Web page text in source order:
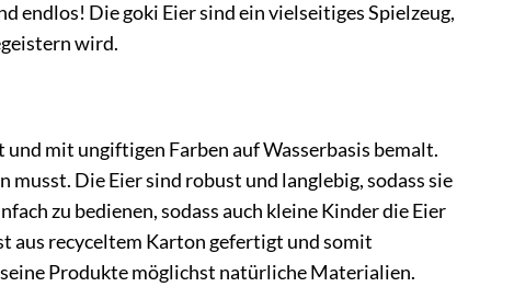
endlos! Die goki Eier sind ein vielseitiges Spielzeug,
wird.
mit ungiftigen Farben auf Wasserbasis bemalt.
musst. Die Eier sind robust und langlebig, sodass sie
zu bedienen, sodass auch kleine Kinder die Eier
aus recyceltem Karton gefertigt und somit
Produkte möglichst natürliche Materialien.